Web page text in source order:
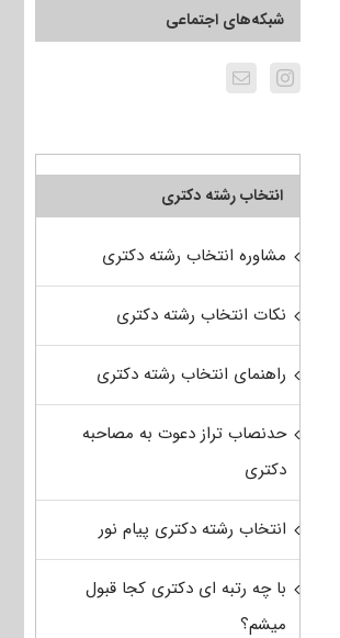
شبکه‌های اجتماعی
انتخاب رشته دکتری
مشاوره انتخاب رشته دکتری
نکات انتخاب رشته دکتری
راهنمای انتخاب رشته دکتری
حدنصاب تراز دعوت به مصاحبه
دکتری
انتخاب رشته دکتری پیام نور
با چه رتبه ای دکتری کجا قبول
میشم؟